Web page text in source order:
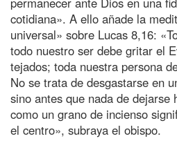
cotidiana». A ello añade la
universal» sobre Lucas 8,16:
todo nuestro ser debe gritar el
tejados; toda nuestra persona
No se trata de desgastarse en
sino antes que nada de
como un grano de incienso
el centro», subraya el obispo.